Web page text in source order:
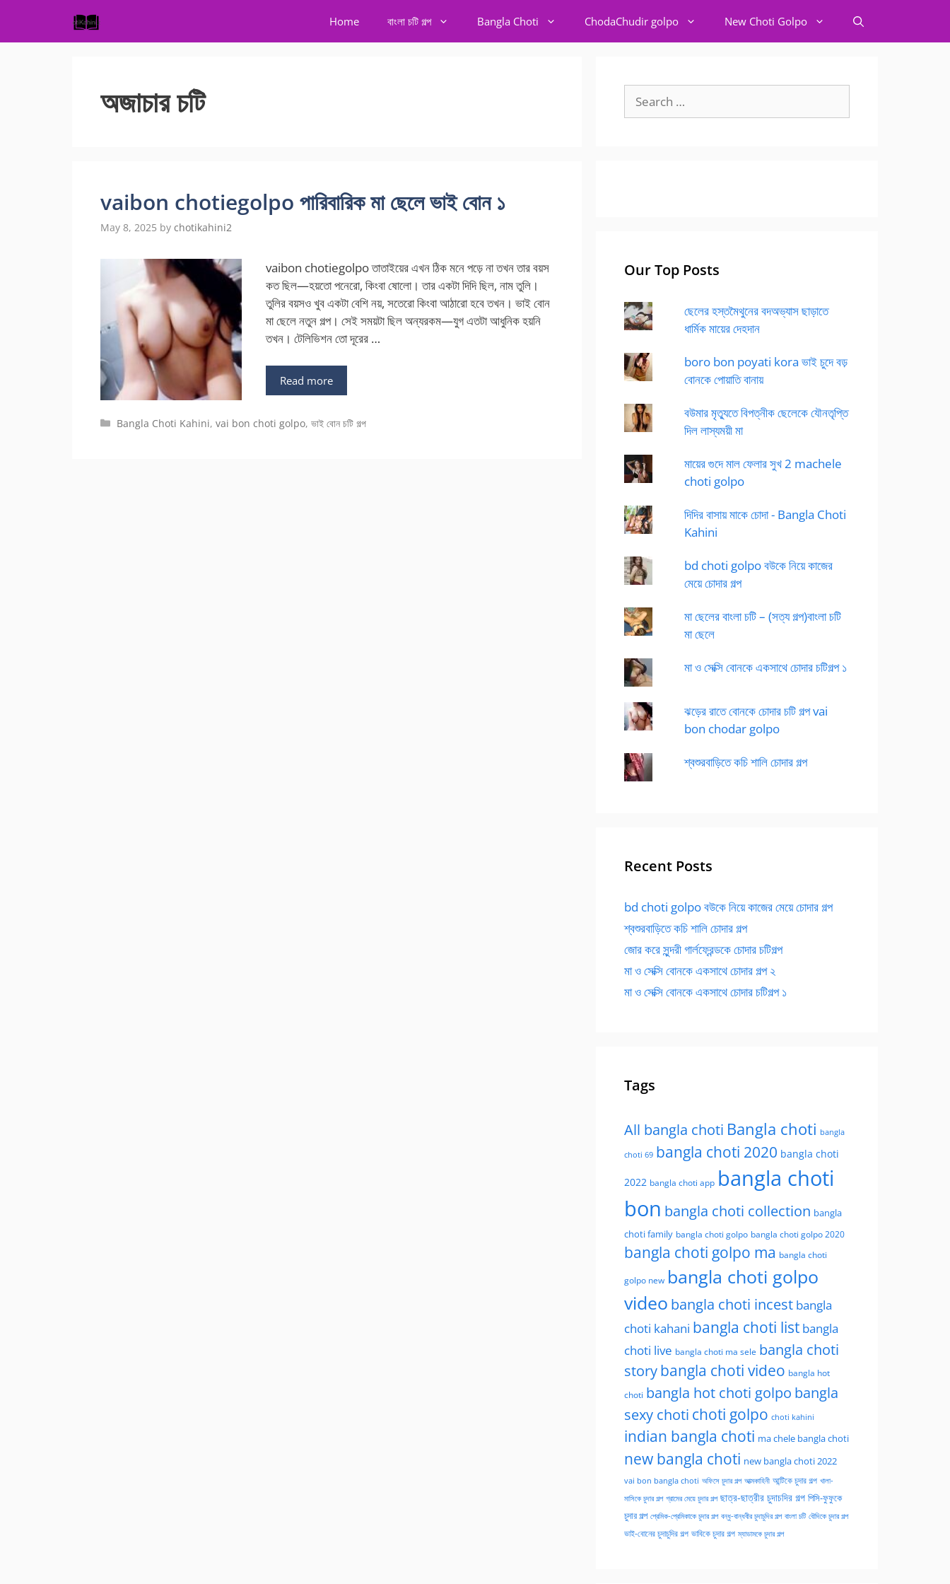
content
Home বাংলা চটি গল্প Bangla Choti ChodaChudir golpo New Choti Golpo
অজাচার চটি
vaibon chotiegolpo পারিবারিক মা ছেলে ভাই বোন ১
May 8, 2025 by chotikahini2
vaibon chotiegolpo তাতাইয়ের এখন ঠিক মনে পড়ে না তখন তার বয়স
কত ছিল—হয়তো পনেরো, কিংবা ষোলো। তার একটা দিদি ছিল, নাম তুলি।
তুলির বয়সও খুব একটা বেশি নয়, সতেরো কিংবা আঠারো হবে তখন। ভাই বোন
মা ছেলে নতুন গল্প। সেই সময়টা ছিল অন্যরকম—যুগ এতটা আধুনিক হয়নি
তখন। টেলিভিশন তো দূরের …
Read more
Categories
Bangla Choti Kahini,vai bon choti golpo,ভাই বোন চটি গল্প
for:
Our Top Posts
ছেলের হস্তমৈথুনের বদঅভ্যাস ছাড়াতে
ধার্মিক মায়ের দেহদান
boro bon poyati kora ভাই চুদে বড়
বোনকে পোয়াতি বানায়
বউমার মৃত্যুতে বিপত্নীক ছেলেকে যৌনতৃপ্তি
দিল লাস্যময়ী মা
মায়ের গুদে মাল ফেলার সুখ 2 machele
choti golpo
দিদির বাসায় মাকে চোদা - Bangla Choti
Kahini
bd choti golpo বউকে নিয়ে কাজের
মেয়ে চোদার গল্প
মা ছেলের বাংলা চটি – (সত্য গল্প)বাংলা চটি
মা ছেলে
মা ও সেক্সি বোনকে একসাথে চোদার চটিগল্প ১
ঝড়ের রাতে বোনকে চোদার চটি গল্প vai
bon chodar golpo
শ্বশুরবাড়িতে কচি শালি চোদার গল্প
Recent Posts
bd choti golpo বউকে নিয়ে কাজের মেয়ে চোদার গল্প
শ্বশুরবাড়িতে কচি শালি চোদার গল্প
জোর করে সুন্দরী গার্লফ্রেন্ডকে চোদার চটিগল্প
মা ও সেক্সি বোনকে একসাথে চোদার গল্প ২
মা ও সেক্সি বোনকে একসাথে চোদার চটিগল্প ১
Tags
All bangla choti Bangla choti bangla
choti 69 bangla choti 2020 bangla choti
2022 bangla choti app bangla choti
bon bangla choti collection bangla
choti family bangla choti golpo bangla choti golpo 2020
bangla choti golpo ma bangla choti
golpo new bangla choti golpo
video bangla choti incest bangla
choti kahani bangla choti list bangla
choti live bangla choti ma sele bangla choti
storybangla choti video bangla hot
choti bangla hot choti golpo bangla
sexy choti choti golpo choti kahini
indian bangla choti ma chele bangla choti
new bangla choti new bangla choti 2022
vai bon bangla choti অফিসে চুদার গল্প আত্মকাহিনী আন্টিকে চুদার গল্প খালা-
মাসিকে চুদার গল্প গ্রামের মেয়ে চুদার গল্প ছাত্র-ছাত্রীর চুদাচদির গল্প পিসি-ফুফুকে
চুদার গল্প প্রেমিক-প্রেমিকাকে চুদার গল্প বন্ধু-বান্ধবীর চুদাচুদির গল্প বাংলা চটি বৌদিকে চুদার গল্প
ভাই-বোনের চুদাচুদির গল্প ভাবিকে চুদার গল্প ম্যাডামকে চুদার গল্প